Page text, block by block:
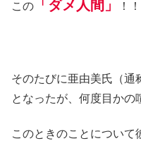
この 「 ダメ人間 」 ！！
そのたびに亜由美氏（通
となったが、何度目かの
このときのことについて